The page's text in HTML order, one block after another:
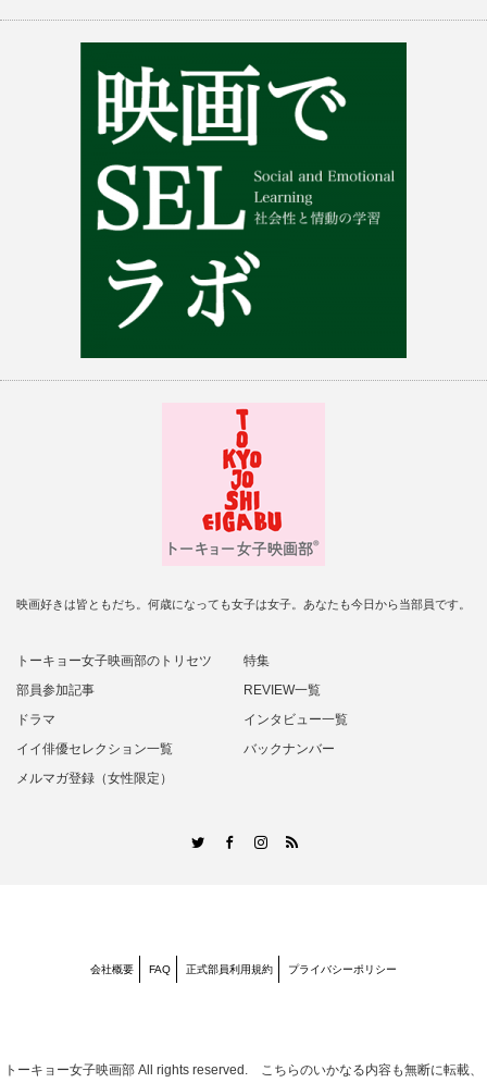
映画好きは皆ともだち。何歳になっても女子は女子。あなたも今日から当部員です。
トーキョー女子映画部のトリセツ
特集
部員参加記事
REVIEW一覧
ドラマ
インタビュー一覧
イイ俳優セレクション一覧
バックナンバー
メルマガ登録（女性限定）
TwitterFacebookInstagram
RSS
会社概要 FAQ 正式部員利用規約 プライバシーポリシー
トーキョー女子映画部 All rights reserved. こちらのいかなる内容も無断に転載、